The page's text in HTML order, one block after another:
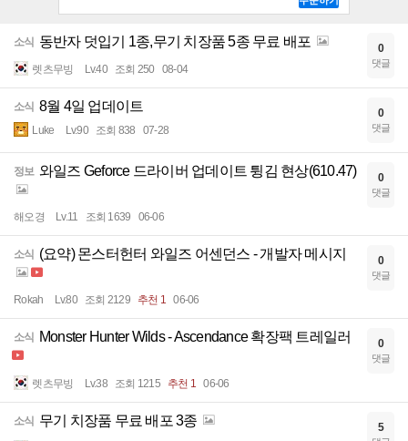
소식 동반자 덧입기 1종,무기 치장품 5종 무료 배포
렛츠무빙 Lv.40 조회 250 08-04
0
댓글
소식 8월 4일 업데이트
Luke Lv.90 조회 838 07-28
0
댓글
정보 와일즈 Geforce 드라이버 업데이트 튕김 현상(610.47)
해오경 Lv.11 조회 1639 06-06
0
댓글
소식 (요약) 몬스터헌터 와일즈 어센던스 - 개발자 메시지
Rokah Lv.80 조회 2129 추천 1 06-06
0
댓글
소식 Monster Hunter Wilds - Ascendance 확장팩 트레일러
렛츠무빙 Lv.38 조회 1215 추천 1 06-06
0
댓글
소식 무기 치장품 무료 배포 3종 5